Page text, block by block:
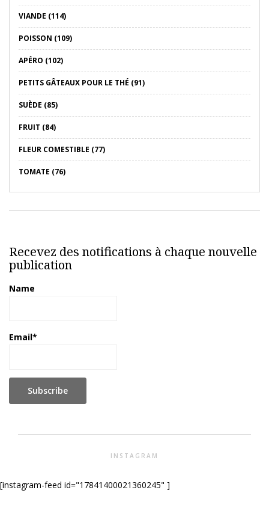
VIANDE (114)
POISSON (109)
APÉRO (102)
PETITS GÂTEAUX POUR LE THÉ (91)
SUÈDE (85)
FRUIT (84)
FLEUR COMESTIBLE (77)
TOMATE (76)
Recevez des notifications à chaque nouvelle
publication
Name
Email*
INSTAGRAM
[instagram-feed id="17841400021360245" ]